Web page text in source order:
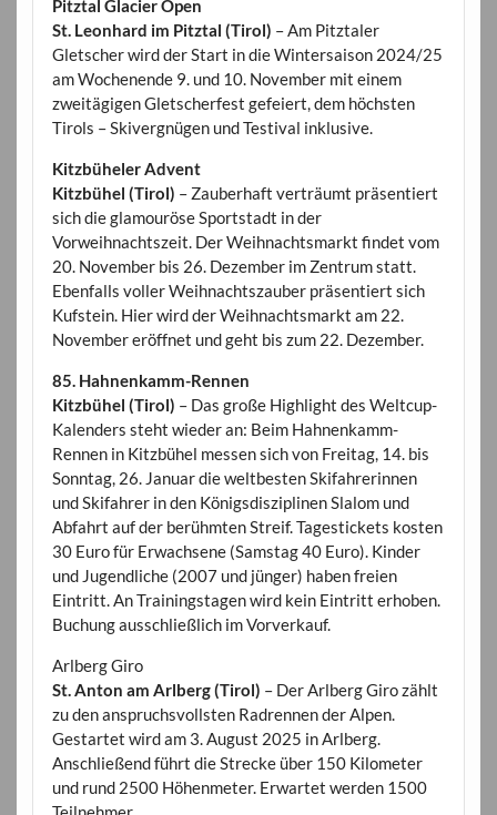
Pitztal Glacier Open
St. Leonhard im Pitztal (Tirol) – Am Pitztaler
Gletscher wird der Start in die Wintersaison 2024/25
am Wochenende 9. und 10. November mit einem
zweitägigen Gletscherfest gefeiert, dem höchsten
Tirols – Skivergnügen und Testival inklusive.
Kitzbüheler Advent
Kitzbühel (Tirol) – Zauberhaft verträumt präsentiert
sich die glamouröse Sportstadt in der
Vorweihnachtszeit. Der Weihnachtsmarkt findet vom
20. November bis 26. Dezember im Zentrum statt.
Ebenfalls voller Weihnachtszauber präsentiert sich
Kufstein. Hier wird der Weihnachtsmarkt am 22.
November eröffnet und geht bis zum 22. Dezember.
85. Hahnenkamm-Rennen
Kitzbühel (Tirol) – Das große Highlight des Weltcup-
Kalenders steht wieder an: Beim Hahnenkamm-
Rennen in Kitzbühel messen sich von Freitag, 14. bis
Sonntag, 26. Januar die weltbesten Skifahrerinnen
und Skifahrer in den Königsdisziplinen Slalom und
Abfahrt auf der berühmten Streif. Tagestickets kosten
30 Euro für Erwachsene (Samstag 40 Euro). Kinder
und Jugendliche (2007 und jünger) haben freien
Eintritt. An Trainingstagen wird kein Eintritt erhoben.
Buchung ausschließlich im Vorverkauf.
Arlberg Giro
St. Anton am Arlberg (Tirol) – Der Arlberg Giro zählt
zu den anspruchsvollsten Radrennen der Alpen.
Gestartet wird am 3. August 2025 in Arlberg.
Anschließend führt die Strecke über 150 Kilometer
und rund 2500 Höhenmeter. Erwartet werden 1500